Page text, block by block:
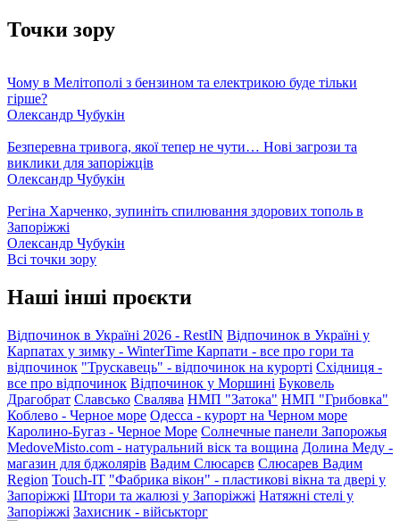
Точки зору
Чому в Мелітополі з бензином та електрикою буде тільки
гірше?
Олександр Чубукін
Безперевна тривога, якої тепер не чути… Нові загрози та
виклики для запоріжців
Олександр Чубукін
Регіна Харченко, зупиніть спилювання здорових тополь в
Запоріжжі
Олександр Чубукін
Всі точки зору
Наші інші проєкти
Відпочинок в Україні 2026 - RestIN Відпочинок в Україні у
Карпатах у зимку - WinterTime Карпати - все про гори та
відпочинок "Трускавець" - відпочинок на курорті Східниця -
все про відпочинок Відпочинок у Моршині Буковель
Драгобрат Славсько Свалява НМП "Затока" НМП "Грибовка"
Коблево - Черное море Одесса - курорт на Черном море
Каролино-Бугаз - Черное Море Солнечные панели Запорожья
MedoveMisto.com - натуральний віск та вощина Долина Меду -
магазин для бджолярів Вадим Слюсарєв Слюсарев Вадим
Region Touch-IT "Фабрика вікон" - пластикові вікна та двері у
Запоріжжі Штори та жалюзі у Запоріжжі Натяжні стелі у
Запоріжжі Захисник - військторг